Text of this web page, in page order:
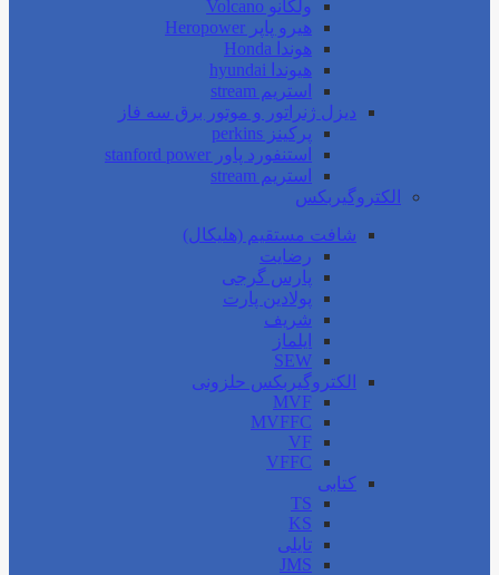
ولکانو Volcano
هیرو پاپر Heropower
هوندا Honda
هیوندا hyundai
استریم stream
دیزل ژنراتور و موتور برق سه فاز
پرکینز perkins
استنفورد پاور stanford power
استریم stream
الکتروگیربکس
شافت مستقیم (هلیکال)
رضایت
پارس گرجی
پولادین پارت
شریف
ایلماز
SEW
الکتروگیربکس حلزونی
MVF
MVFFC
VF
VFFC
کتابی
TS
KS
تایلی
JMS